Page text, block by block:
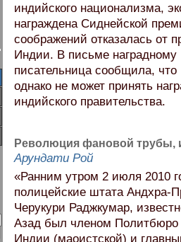
индийского национализма,
награждена Сиднейской
соображений отказалась от
Индии. В письме наградному
писательница сообщила,
однако не может принять
индийского правительства.
Революция фановой трубы,
Арундати Рой
«Ранним утром 2 июля 2010
полицейские штата Андхра-
Черукури Раджкумар,
Азад был членом Политбюро
Индии (маоистской) и